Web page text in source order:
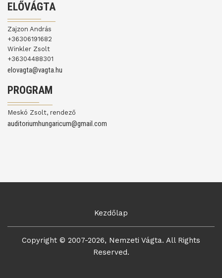
ELŐVÁGTA
Zajzon András
+36306191682
Winkler Zsolt
+36304488301
elovagta@vagta.hu
PROGRAM
Meskó Zsolt, rendező
auditoriumhungaricum@gmail.com
Kezdőlap
Copyright © 2007-2026, Nemzeti Vágta. All Rights
Reserved.